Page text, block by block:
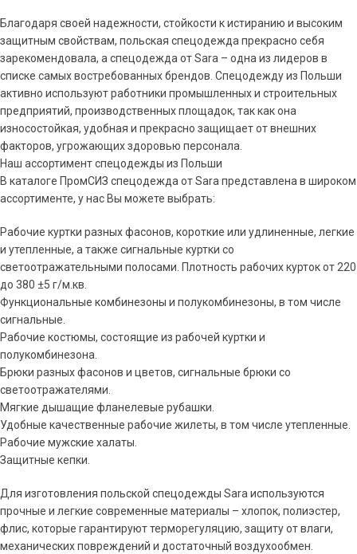
Благодаря своей надежности, стойкости к истиранию и высоким
защитным свойствам, польская спецодежда прекрасно себя
зарекомендовала, а спецодежда от Sara – одна из лидеров в
списке самых востребованных брендов. Спецодежду из Польши
активно используют работники промышленных и строительных
предприятий, производственных площадок, так как она
износостойкая, удобная и прекрасно защищает от внешних
факторов, угрожающих здоровью персонала.
Наш ассортимент спецодежды из Польши
В каталоге ПромСИЗ спецодежда от Sara представлена в широком
ассортименте, у нас Вы можете выбрать:
Рабочие куртки разных фасонов, короткие или удлиненные, легкие
и утепленные, а также сигнальные куртки со
светоотражательными полосами. Плотность рабочих курток от 220
до 380 ±5 г/м.кв.
Функциональные комбинезоны и полукомбинезоны, в том числе
сигнальные.
Рабочие костюмы, состоящие из рабочей куртки и
полукомбинезона.
Брюки разных фасонов и цветов, сигнальные брюки со
светоотражателями.
Мягкие дышащие фланелевые рубашки.
Удобные качественные рабочие жилеты, в том числе утепленные.
Рабочие мужские халаты.
Защитные кепки.
Для изготовления польской спецодежды Sara используются
прочные и легкие современные материалы – хлопок, полиэстер,
флис, которые гарантируют терморегуляцию, защиту от влаги,
механических повреждений и достаточный воздухообмен.